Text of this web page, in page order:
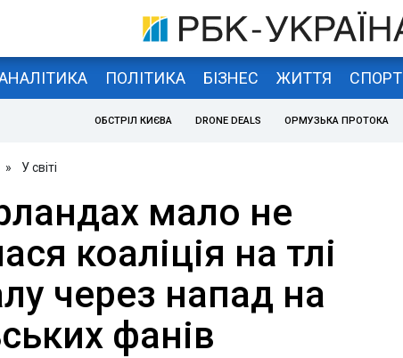
ПОЛІТИКА БІЗНЕС ЖИТТЯ СПОРТ
ОБСТРІЛ КИЄВА DRONE DEALS ОРМУЗЬКА ПРОТОКА
» У світі
мало не
коаліція на тлі
через напад на
фанів